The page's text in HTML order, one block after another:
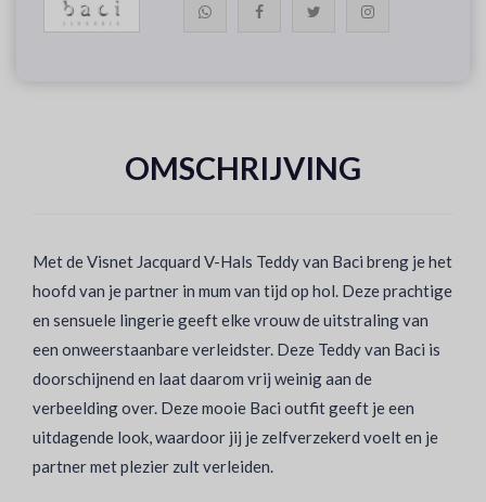
OMSCHRIJVING
Met de Visnet Jacquard V-Hals Teddy van Baci breng je het
hoofd van je partner in mum van tijd op hol. Deze prachtige
en sensuele lingerie geeft elke vrouw de uitstraling van
een onweerstaanbare verleidster. Deze Teddy van Baci is
doorschijnend en laat daarom vrij weinig aan de
verbeelding over. Deze mooie Baci outfit geeft je een
uitdagende look, waardoor jij je zelfverzekerd voelt en je
partner met plezier zult verleiden.